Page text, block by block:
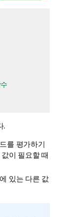
.
를 평가하기
이 필요할 때
있는 다른 값